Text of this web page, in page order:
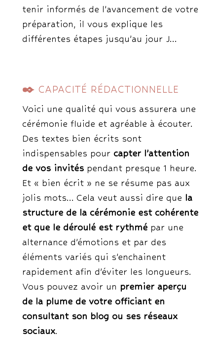
tenir informés de l’avancement de votre
préparation, il vous explique les
différentes étapes jusqu’au jour J…
✒️ CAPACITÉ RÉDACTIONNELLE
Voici une qualité qui vous assurera une
cérémonie fluide et agréable à écouter.
Des textes bien écrits sont
indispensables pour capter l’attention
de vos invitéspendant presque 1 heure.
Et « bien écrit » ne se résume pas aux
jolis mots… Cela veut aussi dire que la
structure de la cérémonie est cohérente
et que le déroulé est rythmépar une
alternance d’émotions et par des
éléments variés qui s’enchainent
rapidement afin d’éviter les longueurs.
Vous pouvez avoir un premier aperçu
de la plume de votre officiant en
consultant son blog ou ses réseaux
sociaux.